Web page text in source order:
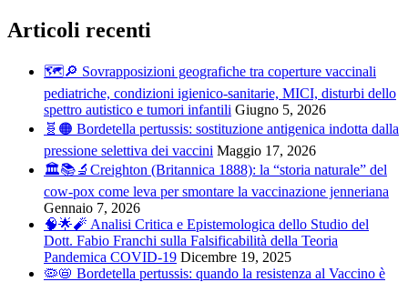
Articoli recenti
🗺️🔎 Sovrapposizioni geografiche tra coperture vaccinali
pediatriche, condizioni igienico-sanitarie, MICI, disturbi dello
spettro autistico e tumori infantili Giugno 5, 2026
🧬🟠 Bordetella pertussis: sostituzione antigenica indotta dalla
pressione selettiva dei vaccini Maggio 17, 2026
🏛️📚🔬Creighton (Britannica 1888): la “storia naturale” del
cow-pox come leva per smontare la vaccinazione jenneriana
Gennaio 7, 2026
🧠🌟🧨 Analisi Critica e Epistemologica dello Studio del
Dott. Fabio Franchi sulla Falsificabilità della Teoria
Pandemica COVID-19 Dicembre 19, 2025
🦠📛 Bordetella pertussis: quando la resistenza al Vaccino è